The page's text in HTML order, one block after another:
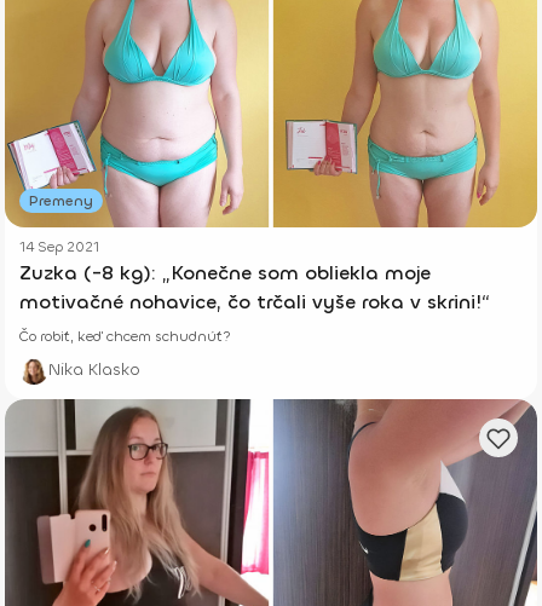
Premeny
14 Sep 2021
Zuzka (-8 kg): „Konečne som obliekla moje
motivačné nohavice, čo trčali vyše roka v skrini!“
Čo robiť, keď chcem schudnúť?
Nika Klasko